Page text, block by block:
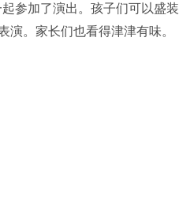
起参加了演出。孩子们可以盛装
演。家长们也看得津津有味。